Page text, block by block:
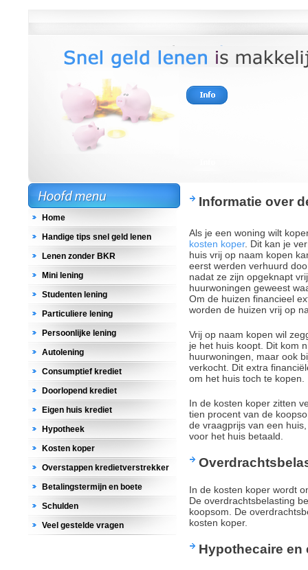
Home
Handige tips snel geld lenen
Lenen zonder BKR
Mini lening
Studenten lening
Particuliere lening
Persoonlijke lening
Autolening
Consumptief krediet
Doorlopend krediet
Eigen huis krediet
Hypotheek
Kosten koper
Overstappen kredietverstrekker
Betalingstermijn en boete
Schulden
Veel gestelde vragen
Informatie over
Als je een woning wilt
kosten koper. Dit kan je
huis vrij op naam kopen
eerst werden verhuurd
nadat ze zijn opgeknapt
huurwoningen geweest
Om de huizen financieel
worden de huizen vrij op
Vrij op naam kopen wil
je het huis koopt. Dit kom
huurwoningen, maar ook
verkocht. Dit extra
om het huis toch te kopen.
In de kosten koper zitten
tien procent van de
de vraagprijs van een
voor het huis betaald.
In de kosten koper wordt
De overdrachtsbelasting
koopsom. De
kosten koper.
Hypothecaire en